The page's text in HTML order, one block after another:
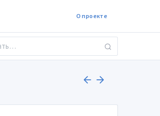
О проекте